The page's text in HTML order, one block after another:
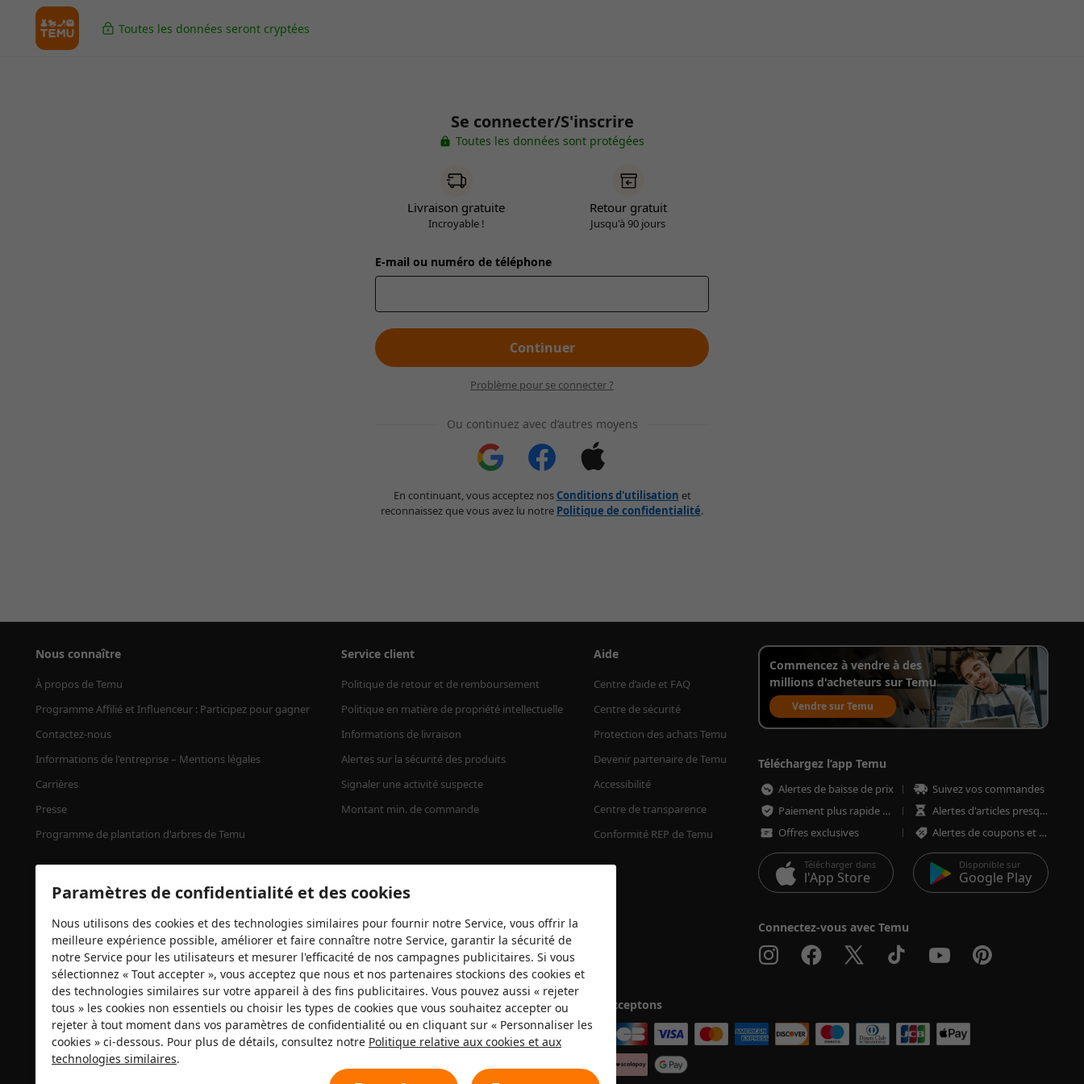
Toutes les données seront cryptées
Se connecter/S'inscrire
Toutes les données sont protégées
Livraison gratuite
Incroyable !
Retour gratuit
Jusqu'à 90 jours
E-mail ou numéro de téléphone
Continuer
Problème pour se connecter ?
Ou continuez avec d’autres moyens
En continuant, vous acceptez nos Conditions d'utilisation et
reconnaissez que vous avez lu notre Politique de confidentialité.
Nous connaître
À propos de Temu
Programme Affilié et Influenceur : Participez pour gagner
Contactez-nous
Informations de l'entreprise – Mentions légales
Carrières
Presse
Programme de plantation d'arbres de Temu
Service client
Politique de retour et de remboursement
Politique en matière de propriété intellectuelle
Informations de livraison
Alertes sur la sécurité des produits
Signaler une activité suspecte
Montant min. de commande
Aide
Centre d’aide et FAQ
Centre de sécurité
Protection des achats Temu
Devenir partenaire de Temu
Accessibilité
Centre de transparence
Conformité REP de Temu
Commencez à vendre à des
millions d'acheteurs sur Temu
Vendre sur Temu
Téléchargez l’app Temu
Alertes de baisse de prix
Suivez vos commandes
Paiement plus rapide et plus sécurisé
Alertes d'articles presque épuisés
Offres exclusives
Alertes de coupons et d'offres
Télécharger dans
l'App Store
Disponible sur
Google Play
Connectez-vous avec Temu
Certificats de sécurité Nous acceptons
Paramètres de confidentialité et des cookies
Nous utilisons des cookies et des technologies similaires pour fournir notre Service, vous offrir la
meilleure expérience possible, améliorer et faire connaître notre Service, garantir la sécurité de
notre Service pour les utilisateurs et mesurer l'efficacité de nos campagnes publicitaires. Si vous
sélectionnez « Tout accepter », vous acceptez que nous et nos partenaires stockions des cookies et
des technologies similaires sur votre appareil à des fins publicitaires. Vous pouvez aussi « rejeter
tous » les cookies non essentiels ou choisir les types de cookies que vous souhaitez accepter ou
rejeter à tout moment dans vos paramètres de confidentialité ou en cliquant sur « Personnaliser les
cookies » ci-dessous. Pour plus de détails, consultez notre Politique relative aux cookies et aux
technologies similaires.